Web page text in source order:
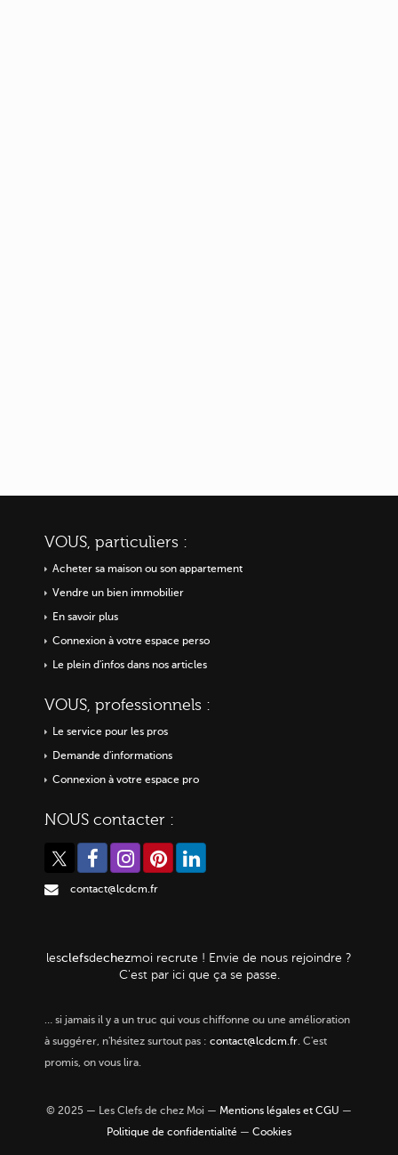
VOUS, particuliers :
Acheter sa maison ou son appartement
Vendre un bien immobilier
En savoir plus
Connexion à votre espace perso
Le plein d'infos dans nos articles
VOUS, professionnels :
Le service pour les pros
Demande d'informations
Connexion à votre espace pro
NOUS contacter :
contact@lcdcm.fr
lesclefsdechezmoi recrute ! Envie de nous rejoindre ?
C'est par ici que ça se passe.
… si jamais il y a un truc qui vous chiffonne ou une amélioration
à suggérer, n'hésitez surtout pas : contact@lcdcm.fr. C'est
promis, on vous lira.
© 2025 — Les Clefs de chez Moi — Mentions légales et CGU —
Politique de confidentialité — Cookies